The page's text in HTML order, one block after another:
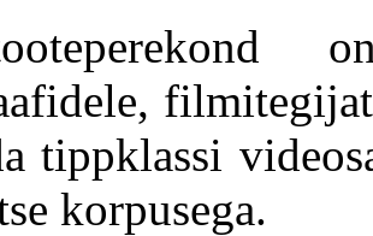
tippklassi
korpusega.